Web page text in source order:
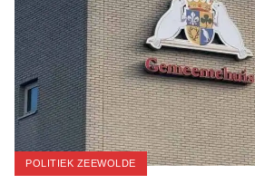
POLITIEK ZEEWOLDE